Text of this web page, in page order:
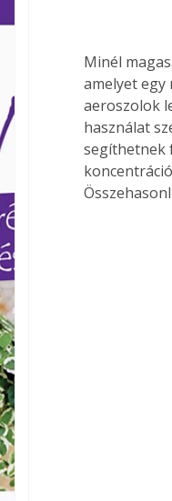
mert: – tMinél
amelyet egy
aeroszolok
használat
segíthetnek